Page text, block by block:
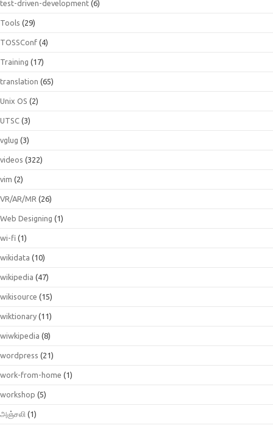
test-driven-development (6)
Tools (29)
TOSSConf (4)
Training (17)
translation (65)
Unix OS (2)
UTSC (3)
vglug (3)
videos (322)
vim (2)
VR/AR/MR (26)
Web Designing (1)
wi-fi (1)
wikidata (10)
wikipedia (47)
wikisource (15)
wiktionary (11)
wiwkipedia (8)
wordpress (21)
work-from-home (1)
workshop (5)
அஞ்சலி (1)